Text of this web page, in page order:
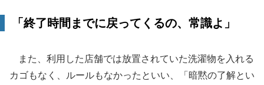
「終了時間までに戻ってくるの、常識よ」
また、利用した店舗では放置されていた洗濯物を入れる
カゴもなく、ルールもなかったといい、「暗黙の了解とい